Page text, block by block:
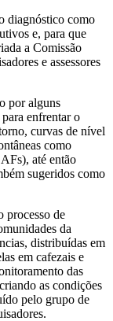
diagnóstico como
e, para que
a Comissão
e assessores
por alguns
enfrentar o
curvas de nível
como
até então
sugeridos como
processo de
da
distribuídas em
em cafezais e
das
as condições
pelo grupo de